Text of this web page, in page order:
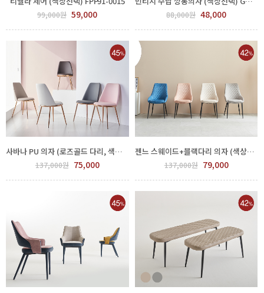
99,000원 59,000 88,000원 48,000
사바나 PU 의자 (로즈골드 다리, 색상선택) GGH 550-358
137,000원 75,000
젠느 스웨이드+블랙다리 의자 (색상선택) GGH 550-368
137,000원 79,000